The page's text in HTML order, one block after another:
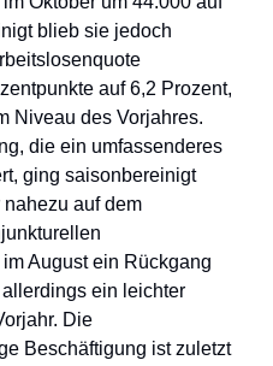
blieb sie jedoch
auf 6,2 Prozent,
Niveau des Vorjahres.
die ein umfassenderes
ging saisonbereinigt
auf dem
August ein Rückgang
ein leichter
Die
Beschäftigung ist zuletzt